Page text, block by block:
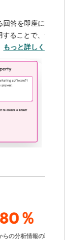
即座に提
とで、デ
詳しく
％
析情報の取得